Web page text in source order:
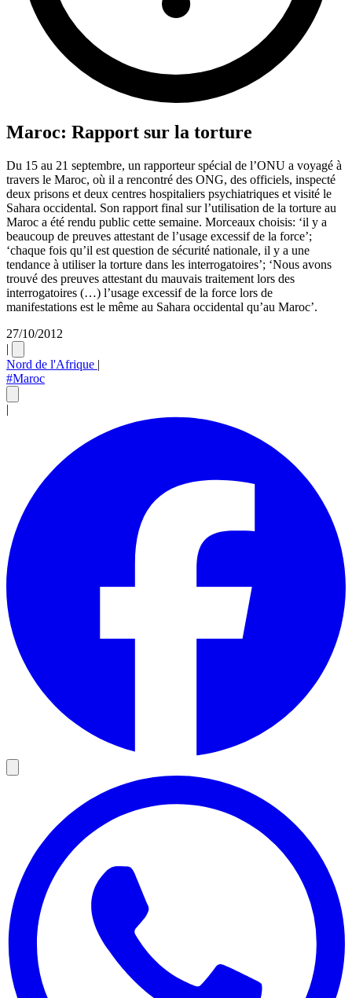
Maroc: Rapport sur la torture
Du 15 au 21 septembre, un rapporteur spécial de l’ONU a voyagé à
travers le Maroc, où il a rencontré des ONG, des officiels, inspecté
deux prisons et deux centres hospitaliers psychiatriques et visité le
Sahara occidental. Son rapport final sur l’utilisation de la torture au
Maroc a été rendu public cette semaine. Morceaux choisis: ‘il y a
beaucoup de preuves attestant de l’usage excessif de la force’;
‘chaque fois qu’il est question de sécurité nationale, il y a une
tendance à utiliser la torture dans les interrogatoires’; ‘Nous avons
trouvé des preuves attestant du mauvais traitement lors des
interrogatoires (…) l’usage excessif de la force lors de
manifestations est le même au Sahara occidental qu’au Maroc’.
27/10/2012
|
Nord de l'Afrique |
#Maroc
|